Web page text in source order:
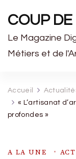
COUP DE
Le Magazine
Métiers et de
Accueil
« L’artisanat
profondes »
A LA UNE